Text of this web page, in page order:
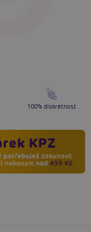
100% diskrétnost